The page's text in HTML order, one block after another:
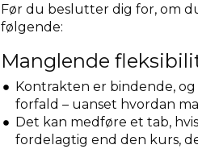
Før du beslutter dig for, om
følgende:
Manglende
Kontrakten er bindende,
forfald – uanset hvordan
Det kan medføre et tab,
fordelagtig end den kurs,